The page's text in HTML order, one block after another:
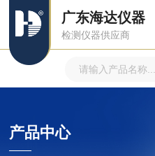
广东海达仪器
检测仪器供应商
产品中心